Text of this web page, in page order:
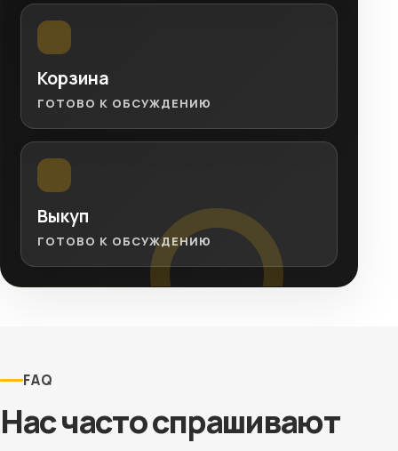
Корзина
ГОТОВО К ОБСУЖДЕНИЮ
Выкуп
ГОТОВО К ОБСУЖДЕНИЮ
FAQ
Нас часто спрашивают